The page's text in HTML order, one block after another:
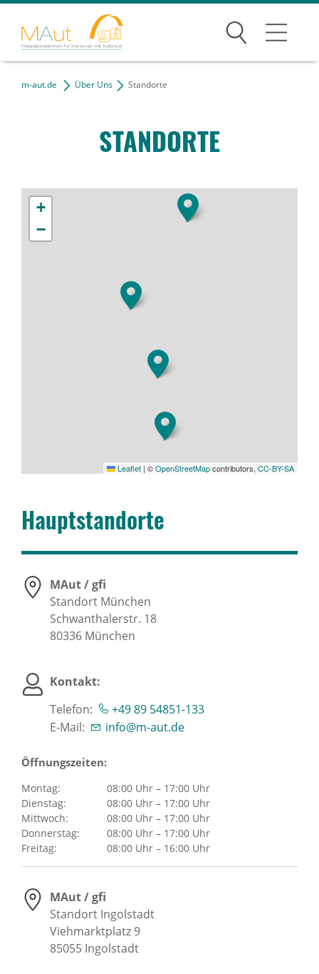
Suchen
Angebote
Team
Standorte
Chronik
m-aut.de Über Uns Standorte
STAND­ORTE
+
−
Leaflet | ©OpenStreetMapcontributors, CC-BY-SA
Haupt­stand­orte
MAut / gfi
Standort München
Schwanthalerstr. 18
80336 München
Öffnungszeiten:
Montag:
08:00 Uhr – 17:00 Uhr
Dienstag:
08:00 Uhr – 17:00 Uhr
Mittwoch:
08:00 Uhr – 17:00 Uhr
Donnerstag:
08:00 Uhr – 17:00 Uhr
Freitag:
08:00 Uhr – 16:00 Uhr
Kontakt:
Telefon:
+49 89 54851-133
E-Mail:
info@m-aut.de
MAut / gfi
Standort Ingolstadt
Viehmarktplatz 9
85055 Ingolstadt